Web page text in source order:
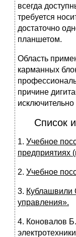
всегда
требуется
достаточно
планшетом.
Область
карманных
причине
Список
1. Учебное
предприятиях
2. Учебное
3. Кублашвили
управления».
4. Коновалов